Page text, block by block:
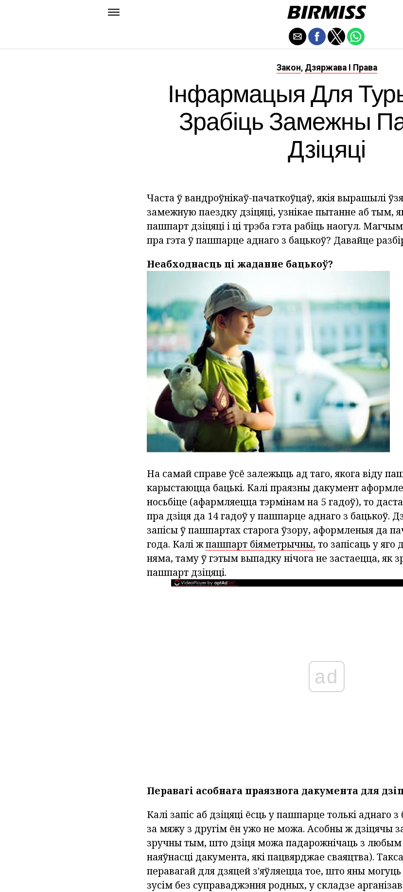
Закон, Дзяржава І Права
Інфармацыя Для
Зрабіць Замежны
Дзіцяці
Часта ў вандроўнікаў-пачаткоўцаў, якія вырашылі
замежную паездку дзіцяці, узнікае пытанне аб тым,
пашпарт дзіцяці і ці трэба гэта рабіць наогул.
пра гэта ў пашпарце аднаго з бацькоў? Давайце
Неабходнасць ці жаданне бацькоў?
На самай справе ўсё залежыць ад таго, якога віду
карыстаюцца бацькі. Калі праязны дакумент
носьбіце (афармляецца тэрмінам на 5 гадоў), то
пра дзіця да 14 гадоў у пашпарце аднаго з бацькоў.
запісы ў пашпартах старога ўзору, аформленыя да
года. Калі жпашпарт біяметрычны, то запісаць у яго
няма, таму ў гэтым выпадку нічога не застаецца, як
пашпарт дзіцяці.
ad
Перавагі асобнага праязнога дакумента для
Калі запіс аб дзіцяці ёсць у пашпарце толькі аднаго
за мяжу з другім ён ужо не можа. Асобны ж дзіцячы
зручны тым, што дзіця можа падарожнічаць з любым
наяўнасці дакумента, які пацвярджае сваяцтва).
перавагай для дзяцей з'яўляецца тое, што яны
зусім без суправаджэння родных, у складзе